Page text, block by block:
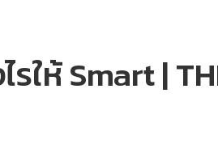
ให้ Smart |